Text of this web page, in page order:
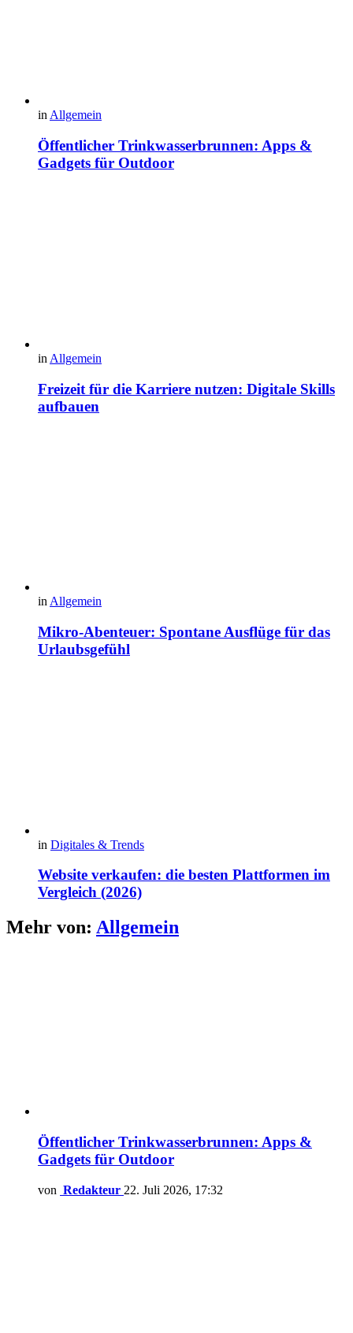
in Allgemein
Öffentlicher Trinkwasserbrunnen: Apps &
Gadgets für Outdoor
in Allgemein
Freizeit für die Karriere nutzen: Digitale Skills
aufbauen
in Allgemein
Mikro-Abenteuer: Spontane Ausflüge für das
Urlaubsgefühl
in Digitales & Trends
Website verkaufen: die besten Plattformen im
Vergleich (2026)
Mehr von: Allgemein
Öffentlicher Trinkwasserbrunnen: Apps &
Gadgets für Outdoor
von Redakteur 22. Juli 2026, 17:32